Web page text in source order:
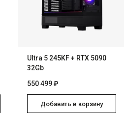
Ultra 5 245KF + RTX 5090
32Gb
550 499 ₽
Добавить в корзину